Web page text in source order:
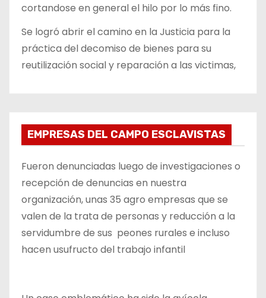
cortandose en general el hilo por lo más fino.
Se logró abrir el camino en la Justicia para la
práctica del decomiso de bienes para su
reutilización social y reparación a las victimas,
EMPRESAS DEL CAMPO ESCLAVISTAS
Fueron denunciadas luego de investigaciones o
recepción de denuncias en nuestra
organización, unas 35 agro empresas que se
valen de la trata de personas y reducción a la
servidumbre de sus peones rurales e incluso
hacen usufructo del trabajo infantil